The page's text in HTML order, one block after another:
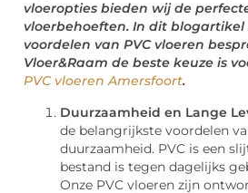
vloeropties bieden wij de
vloerbehoeften. In dit blogartikel
voordelen van PVC vloeren
Vloer&Raam de beste keuze is
PVC vloeren Amersfoort.
Duurzaamheid en Lange
de belangrijkste voordelen
duurzaamheid. PVC is een
bestand is tegen dagelijks
Onze PVC vloeren zijn